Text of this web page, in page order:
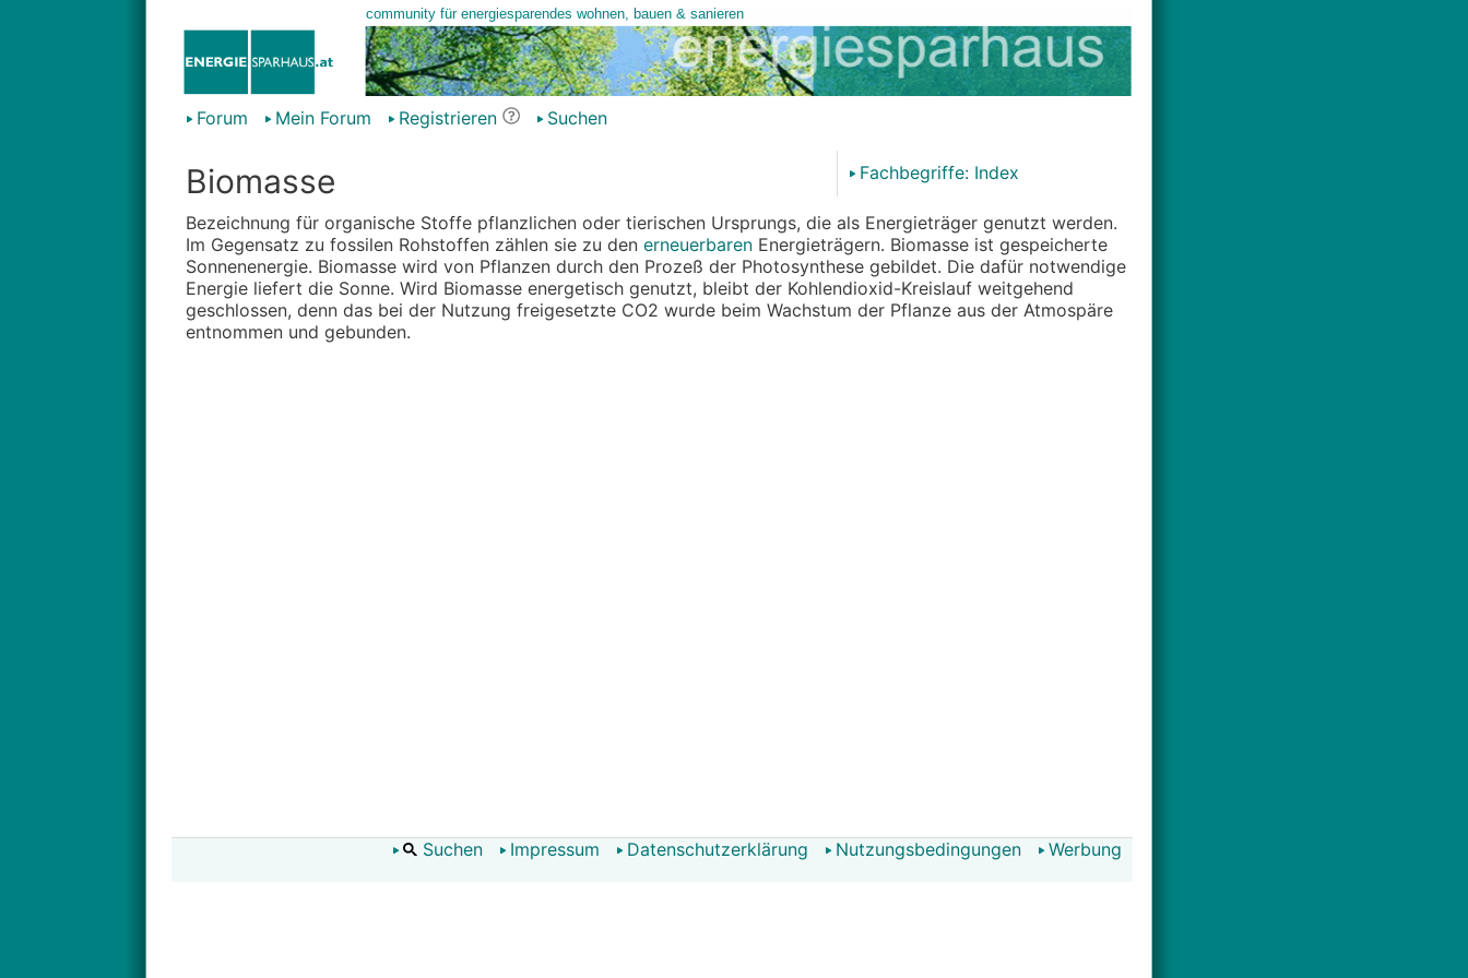
Forum Mein Forum Registrieren Suchen
Fachbegriffe: Index
Biomasse
Bezeichnung für organische Stoffe pflanzlichen oder tierischen Ursprungs, die als Energieträger genutzt werden.
Im Gegensatz zu fossilen Rohstoffen zählen sie zu den erneuerbarenEnergieträgern. Biomasse ist gespeicherte
Sonnenenergie. Biomasse wird von Pflanzen durch den Prozeß der Photosynthese gebildet. Die dafür notwendige
Energie liefert die Sonne. Wird Biomasse energetisch genutzt, bleibt der Kohlendioxid-Kreislauf weitgehend
geschlossen, denn das bei der Nutzung freigesetzte CO2 wurde beim Wachstum der Pflanze aus der Atmospäre
entnommen und gebunden.
Suchen Impressum Datenschutzerklärung Nutzungsbedingungen Werbung